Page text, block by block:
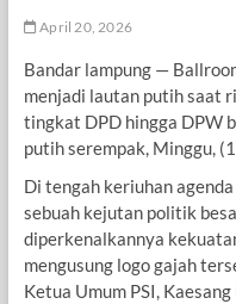
April 20, 2026
Bandar lampung —
menjadi lautan putih saat
tingkat DPD hingga DPW
putih serempak, Minggu,
Di tengah keriuhan
sebuah kejutan politik
diperkenalkannya
mengusung logo gajah
Ketua Umum PSI,